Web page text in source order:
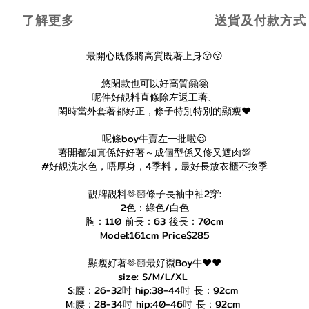
了解更多 送貨及付款方式
最開心既係將高質既著上身😚😚
悠閑款也可以好高質🤗🤗
呢件好靚料直條除左返工著、
閑時當外套著都好正，條子特別特別的顯瘦♥️
呢條boy牛賣左一批啦😉
著開都知真係好好著～成個型係又修又遮肉💯
#好靚洗水色，唔厚身，4季料，最好長放衣櫃不換季
靚牌靚料🫶🏻條子長袖中袖2穿:
2色：綠色/白色
胸：110 前長：63 後長：70cm
Model:161cm Price$285
顯瘦好著🫶🏻最好襯Boy牛❤️❤️
size: S/M/L/XL
S:腰：26-32吋 hip:38-44吋 長：92cm
M:腰：28-34吋 hip:40-46吋 長：92cm